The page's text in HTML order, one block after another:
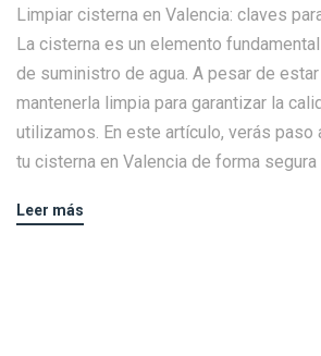
Limpiar cisterna en Valencia: claves
La cisterna es un elemento
de suministro de agua. A pesar de
mantenerla limpia para garantizar la
utilizamos. En este artículo, verás paso
tu cisterna en Valencia de forma segura
Leer más